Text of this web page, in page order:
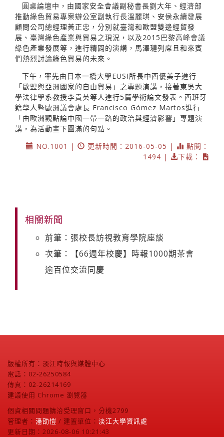
圓桌論壇中，由國家安全會議副秘書長劉大年、經濟部
推動綠色貿易專案辦公室副執行長溫麗琪、安侯永續發展
顧問公司總經理黃正忠，分別就臺灣和歐盟雙邊經貿發
展、臺灣綠色產業與貿易之現況，以及2015巴黎高峰會議
綠色產業發展等，進行精闢的演講，馬澤璉列席且和來賓
們熱烈討論綠色貿易的未來。
下午，率先由日本一橋大學EUSI所長中西優美子進行
「歐盟與亞洲國家的自由貿易」之專題演講，接著東吳大
學法律學系教授李貴英等人進行5篇學術論文發表。西班牙
籍學人暨歐洲議會處長 Francisco Gómez Martos進行
「由歐洲觀點論中國一帶一路的政治與經濟影響」專題演
講，為活動畫下圓滿的句點。
NO.1001 |
更新時間：2016-05-05 |
點閱：
1494 |
下載：
相關新聞
前筆：張校長訪視教育學院座談
次筆：【66週年校慶】時報1000期茶會
逾百位交流同慶
版權所有：淡江時報與媒體中心
電話：02-26250584
傳真：02-26214169
建議使用 Chrome 瀏覽器
個資相關問題請洽受理窗口，分機2799
管理者： 潘劭愷 / 建置單位： 淡江大學資訊處
更新日期：2026-08-06 10:21:43